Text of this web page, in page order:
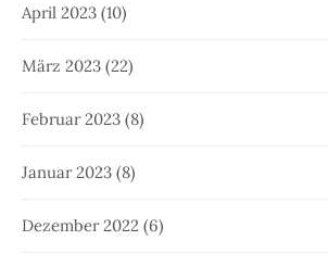
April 2023 (10)
März 2023 (22)
Februar 2023 (8)
Januar 2023 (8)
Dezember 2022 (6)